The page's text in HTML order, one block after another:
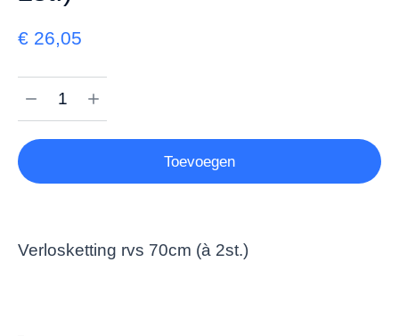
€ 26,05
Toevoegen
Verlosketting rvs 70cm (à 2st.)